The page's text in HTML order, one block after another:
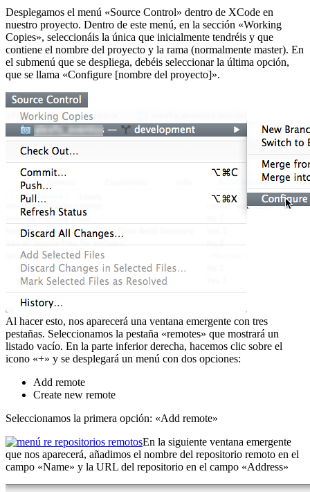
Desplegamos el menú «Source Control» dentro de XCode en
nuestro proyecto. Dentro de este menú, en la sección «Working
Copies», seleccionáis la única que inicialmente tendréis y que
contiene el nombre del proyecto y la rama (normalmente master). En
el submenú que se despliega, debéis seleccionar la última opción,
que se llama «Configure [nombre del proyecto]».
Al hacer esto, nos aparecerá una ventana emergente con tres
pestañas. Seleccionamos la pestaña «remotes» que mostrará un
listado vacío. En la parte inferior derecha, hacemos clic sobre el
icono «+» y se desplegará un menú con dos opciones:
Add remote
Create new remote
Seleccionamos la primera opción: «Add remote»
En la siguiente ventana emergente
que nos aparecerá, añadimos el nombre del repositorio remoto en el
campo «Name» y la URL del repositorio en el campo «Address»